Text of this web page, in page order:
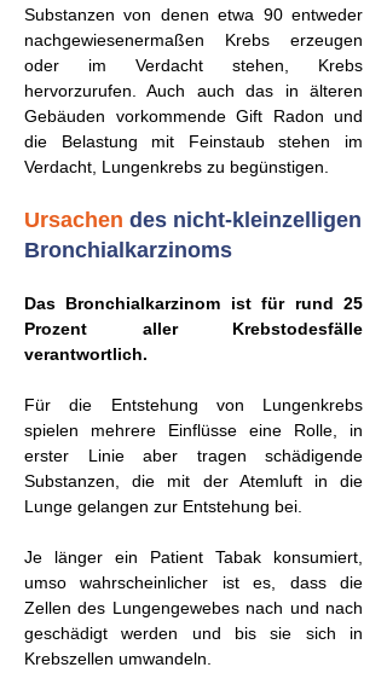
Substanzen von denen etwa 90 entweder
nachgewiesenermaßen Krebs erzeugen
oder im Verdacht stehen, Krebs
hervorzurufen. Auch auch das in älteren
Gebäuden vorkommende Gift Radon und
die Belastung mit Feinstaub stehen im
Verdacht, Lungenkrebs zu begünstigen.
Ursachen des nicht-kleinzelligen
Bronchialkarzinoms
Das Bronchialkarzinom ist für rund 25
Prozent aller Krebstodesfälle
verantwortlich.
Für die Entstehung von Lungenkrebs
spielen mehrere Einflüsse eine Rolle, in
erster Linie aber tragen schädigende
Substanzen, die mit der Atemluft in die
Lunge gelangen zur Entstehung bei.
Je länger ein Patient Tabak konsumiert,
umso wahrscheinlicher ist es, dass die
Zellen des Lungengewebes nach und nach
geschädigt werden und bis sie sich in
Krebszellen umwandeln.